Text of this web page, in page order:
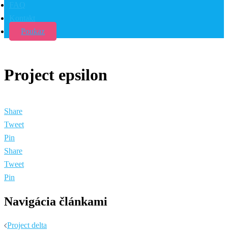
FAQ
Kontakt
Poukaz
Project epsilon
Share
Tweet
Pin
Share
Tweet
Pin
Navigácia článkami
Project delta